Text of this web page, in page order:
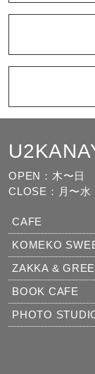
OPEN：木〜日
CLOSE：月〜水
CAFE
KOMEKO
ZAKKA &
BOOK CAFE
PHOTO